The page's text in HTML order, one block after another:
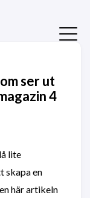
ser ut
4
lite
skapa en
här artikeln